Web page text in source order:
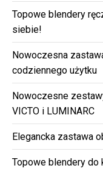
Topowe blendery
siebie!
Nowoczesna
codziennego użytku
Nowoczesne
VICTO i LUMINARC
Elegancka zastawa
Topowe blendery do